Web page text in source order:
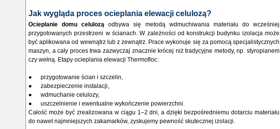
Jak wygląda proces ocieplania elewacji celulozą?
Ocieplanie domu celulozą odbywa się metodą wdmuchiwania materiału do wcześniej
przygotowanych przestrzeni w ścianach. W zależności od konstrukcji budynku izolacja może
być aplikowana od wewnątrz lub z zewnątrz. Prace wykonuje się za pomocą specjalistycznych
maszyn, a cały proces trwa zazwyczaj znacznie krócej niż tradycyjne metody, np. styropianem
czy wełną. Etapy ocieplania elewacji Thermofloc:
● przygotowanie ścian i szczelin,
● zabezpieczenie instalacji,
● wdmuchanie celulozy,
● uszczelnienie i ewentualne wykończenie powierzchni.
Całość może być zrealizowana w ciągu 1–2 dni, a dzięki bezpośredniemu dotarciu materiału
do nawet najmniejszych zakamarków, zyskujemy pewność skutecznej izolacji.